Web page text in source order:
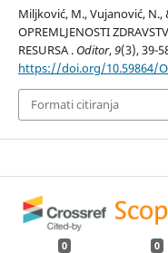
Miljković, M., Vujanović, N.,
OPREMLJENOSTI
RESURSA . Oditor,9(3), 39-
https://doi.org/10.59864/
Formati citiranja
0 0